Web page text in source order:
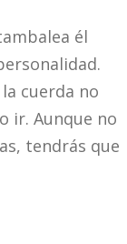
él
cuerda no
ir. Aunque no
tendrás que